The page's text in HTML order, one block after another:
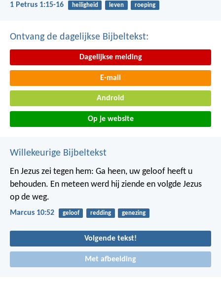
1 Petrus 1:15-16 heiligheid leven roeping
Ontvang de dagelijkse Bijbeltekst:
Dagelijkse melding
E-mail
Android
Op je website
Willekeurige Bijbeltekst
En Jezus zei tegen hem: Ga heen, uw geloof heeft u
behouden. En meteen werd hij ziende en volgde Jezus
op de weg.
Marcus 10:52 geloof redding genezing
Volgende tekst!
Met afbeelding